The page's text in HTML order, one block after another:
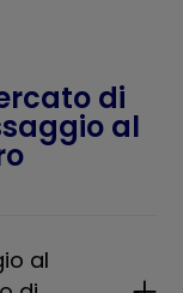
di
al
al